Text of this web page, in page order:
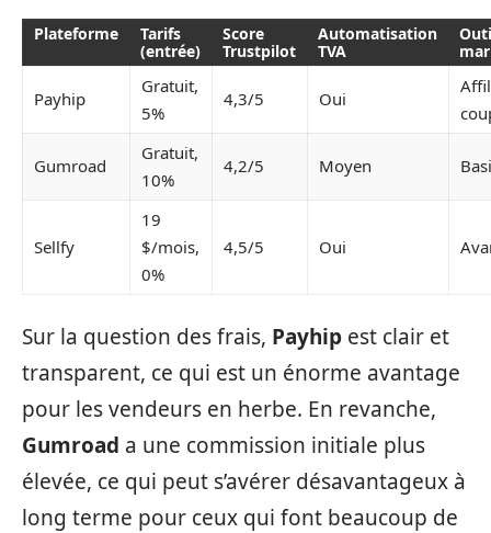
Plateforme
Tarifs
(entrée)
Score
Trustpilot
Automatisation
TVA
Payhip
Gratuit,
5%
4,3/5 Oui
Gumroad
Gratuit,
10%
4,2/5 Moyen
Sellfy
19
$/mois,
0%
4,5/5 Oui
Sur la question des frais, Payhip est clair et
transparent, ce qui est un énorme avantage
pour les vendeurs en herbe. En revanche,
Gumroad a une commission initiale plus
élevée, ce qui peut s’avérer désavantageux à
long terme pour ceux qui font beaucoup de